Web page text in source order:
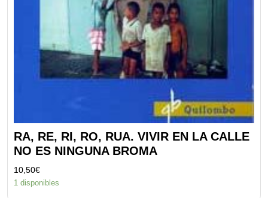
RA, RE, RI, RO, RUA. VIVIR EN LA CALLE
NO ES NINGUNA BROMA
10,50€
1 disponibles